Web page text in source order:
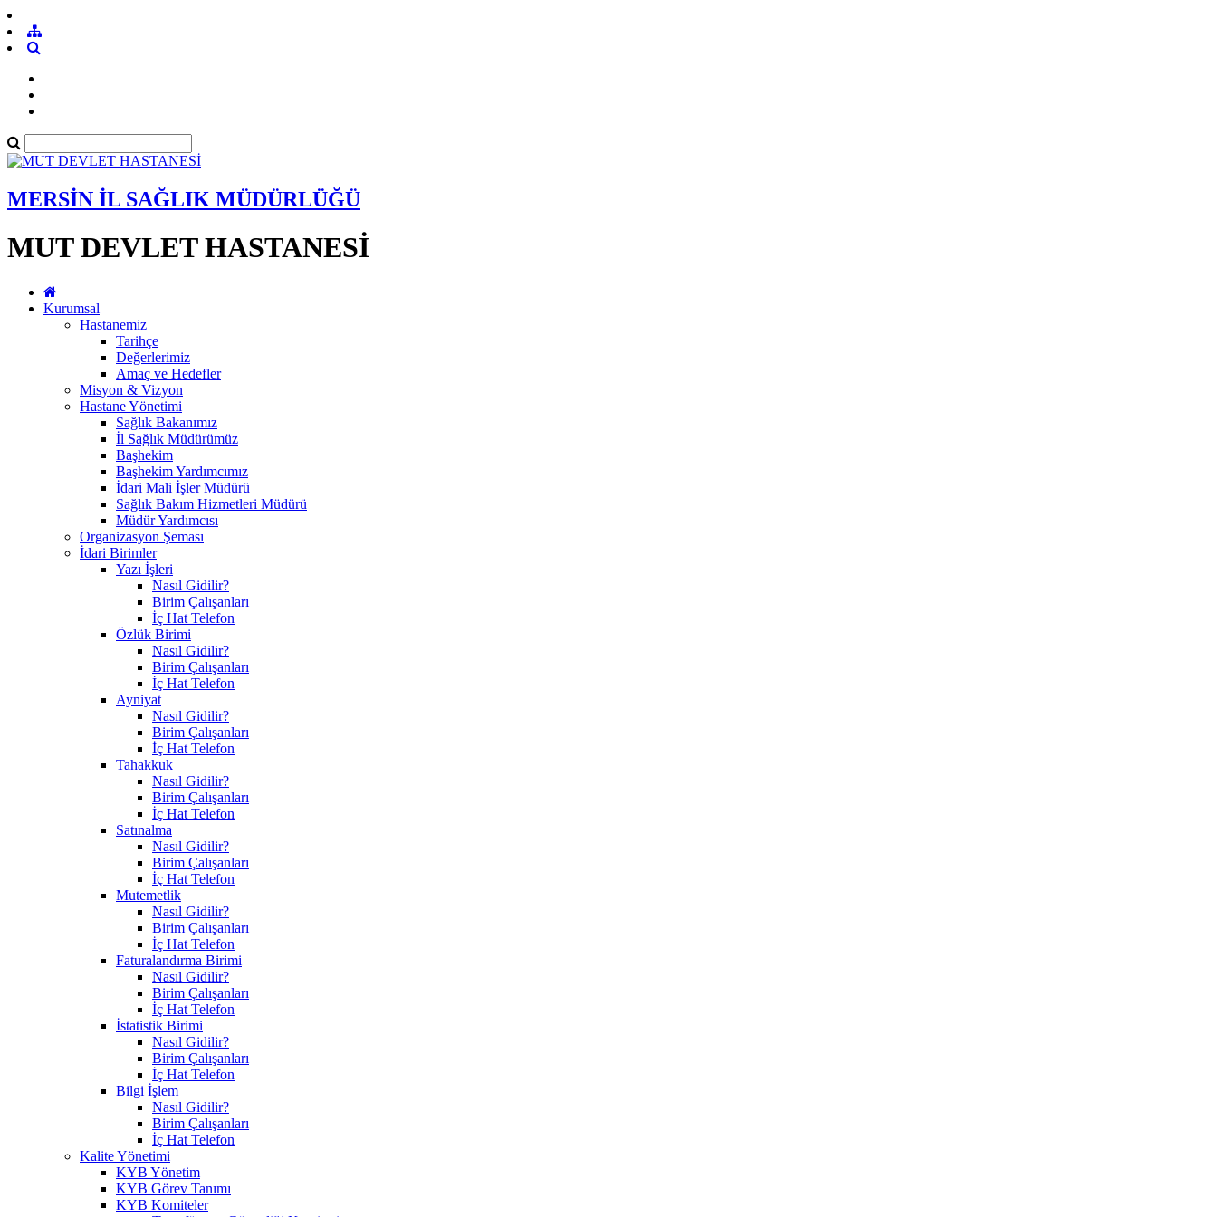
MERSİN İL SAĞLIK MÜDÜRLÜĞÜ
MUT DEVLET HASTANESİ
Kurumsal
Hastanemiz
Tarihçe
Değerlerimiz
Amaç ve Hedefler
Misyon & Vizyon
Hastane Yönetimi
Sağlık Bakanımız
İl Sağlık Müdürümüz
Başhekim
Başhekim Yardımcımız
İdari Mali İşler Müdürü
Sağlık Bakım Hizmetleri Müdürü
Müdür Yardımcısı
Organizasyon Şeması
İdari Birimler
Yazı İşleri
Nasıl Gidilir?
Birim Çalışanları
İç Hat Telefon
Özlük Birimi
Nasıl Gidilir?
Birim Çalışanları
İç Hat Telefon
Ayniyat
Nasıl Gidilir?
Birim Çalışanları
İç Hat Telefon
Tahakkuk
Nasıl Gidilir?
Birim Çalışanları
İç Hat Telefon
Satınalma
Nasıl Gidilir?
Birim Çalışanları
İç Hat Telefon
Mutemetlik
Nasıl Gidilir?
Birim Çalışanları
İç Hat Telefon
Faturalandırma Birimi
Nasıl Gidilir?
Birim Çalışanları
İç Hat Telefon
İstatistik Birimi
Nasıl Gidilir?
Birim Çalışanları
İç Hat Telefon
Bilgi İşlem
Nasıl Gidilir?
Birim Çalışanları
İç Hat Telefon
Kalite Yönetimi
KYB Yönetim
KYB Görev Tanımı
KYB Komiteler